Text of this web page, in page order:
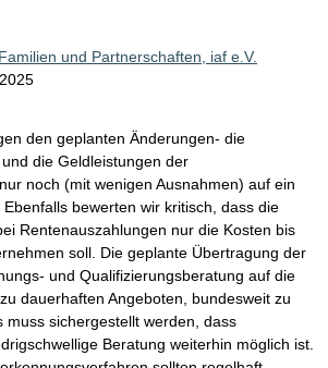
und Partnerschaften, iaf e.V.
den geplanten Änderungen- die
die Geldleistungen der
noch (mit wenigen Ausnahmen) auf ein
bewerten wir kritisch, dass die
Rentenauszahlungen nur die Kosten bis
soll. Die geplante Übertragung der
und Qualifizierungsberatung auf die
dauerhaften Angeboten, bundesweit zu
muss sichergestellt werden, dass
Beratung weiterhin möglich ist.